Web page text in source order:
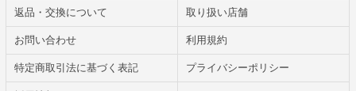
返品・交換について 取り扱い店舗
お問い合わせ 利用規約
特定商取引法に基づく表記 プライバシーポリシー